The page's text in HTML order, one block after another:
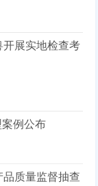
开展实地检查考
例公布
质量监督抽查